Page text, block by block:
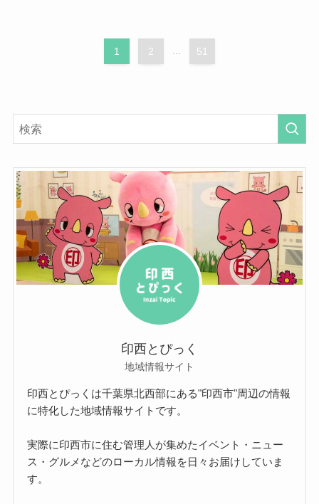
1 2 51
印西とぴっく
地域情報サイト
印西とぴっくは千葉県北西部にある"印西市"周辺の情報
に特化した地域情報サイトです。
実際に印西市に住む管理人が集めたイベント・ニュー
ス・グルメなどのローカル情報を日々お届けしていま
す。